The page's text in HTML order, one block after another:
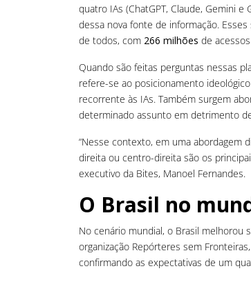
quatro IAs (ChatGPT, Claude, Gemini
dessa nova fonte de informação.
de todos, com 266 milhões de
Quando são feitas perguntas nessas
refere-se ao posicionamento
recorrente às IAs. Também surgem
determinado assunto em detrimento
“Nesse contexto, em uma abordagem
direita ou centro-direita são os
executivo da Bites, Manoel Fernandes.
O Brasil no
No cenário mundial, o Brasil melhorou
organização Repórteres sem
confirmando as expectativas de um